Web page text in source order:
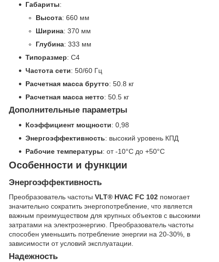
Габариты:
Высота: 660 мм
Ширина: 370 мм
Глубина: 333 мм
Типоразмер: C4
Частота сети: 50/60 Гц
Расчетная масса брутто: 50.8 кг
Расчетная масса нетто: 50.5 кг
Дополнительные параметры
Коэффициент мощности: 0,98
Энергоэффективность: высокий уровень КПД
Рабочие температуры: от -10°C до +50°C
Особенности и функции
Энергоэффективность
Преобразователь частоты VLT® HVAC FC 102 помогает
значительно сократить энергопотребление, что является
важным преимуществом для крупных объектов с высокими
затратами на электроэнергию. Преобразователь частоты
способен уменьшить потребление энергии на 20-30%, в
зависимости от условий эксплуатации.
Надежность